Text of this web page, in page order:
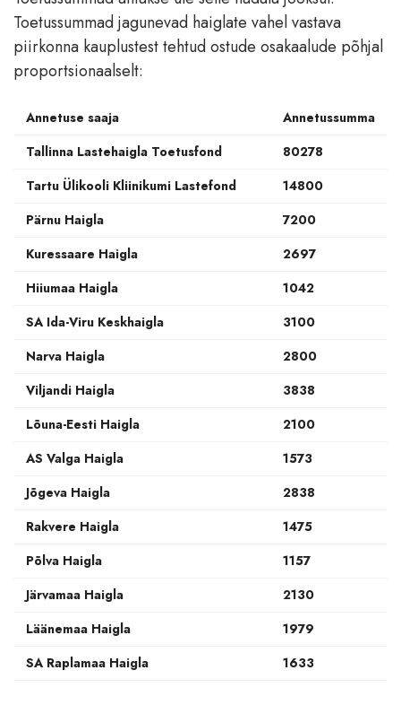
Toetussummad jagunevad haiglate vahel vastava
piirkonna kauplustest tehtud ostude osakaalude põhjal
proportsionaalselt:
Annetuse saaja
Annetussumma
Tallinna Lastehaigla Toetusfond
80278
Tartu Ülikooli Kliinikumi Lastefond
14800
Pärnu Haigla
7200
Kuressaare Haigla
2697
Hiiumaa Haigla
1042
SA Ida-Viru Keskhaigla
3100
Narva Haigla
2800
Viljandi Haigla
3838
Lõuna-Eesti Haigla
2100
AS Valga Haigla
1573
Jõgeva Haigla
2838
Rakvere Haigla
1475
Põlva Haigla
1157
Järvamaa Haigla
2130
Läänemaa Haigla
1979
SA Raplamaa Haigla
1633